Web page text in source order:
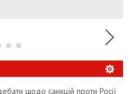
щодо санкцій проти Росії